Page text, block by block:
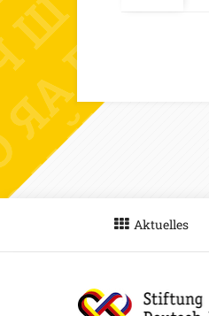
Aktuelles